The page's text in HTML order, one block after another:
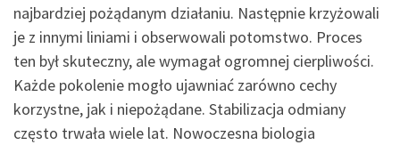
najbardziej pożądanym działaniu. Następnie krzyżowali
je z innymi liniami i obserwowali potomstwo. Proces
ten był skuteczny, ale wymagał ogromnej cierpliwości.
Każde pokolenie mogło ujawniać zarówno cechy
korzystne, jak i niepożądane. Stabilizacja odmiany
często trwała wiele lat. Nowoczesna biologia